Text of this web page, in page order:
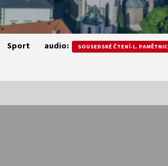
Sport audio: SOUSEDSKÉ ČTENÍ-L.